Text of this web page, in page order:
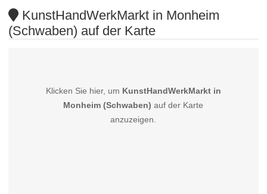
KunstHandWerkMarkt in Monheim
(Schwaben) auf der Karte
Klicken Sie hier, um KunstHandWerkMarkt in
Monheim (Schwaben) auf der Karte
anzuzeigen.